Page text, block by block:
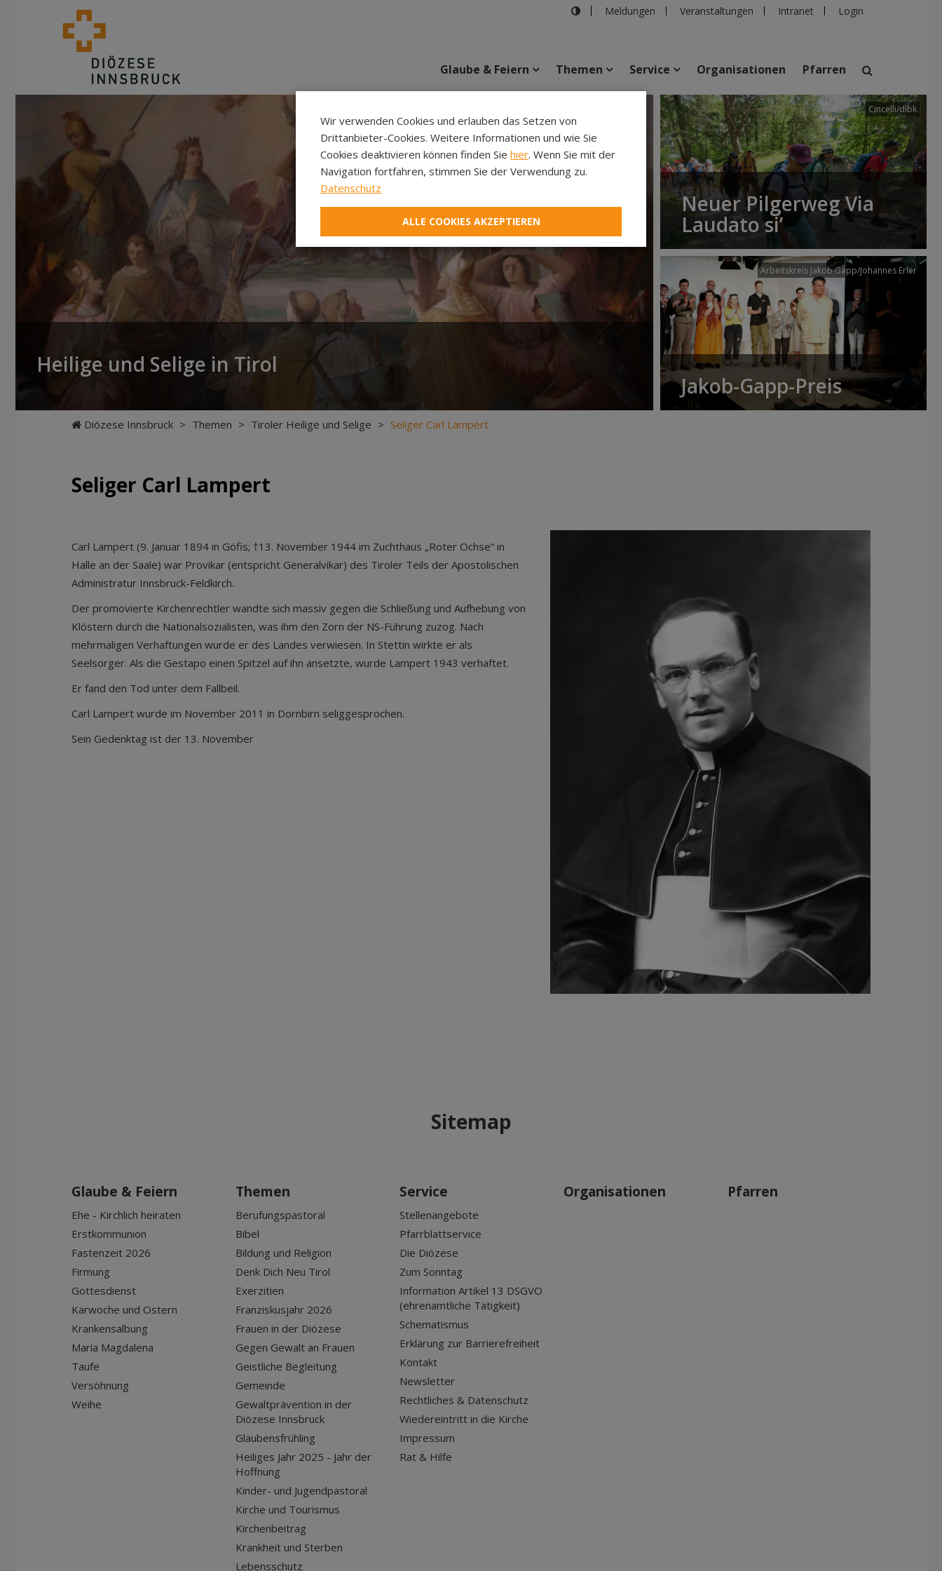
Meldungen Veranstaltungen Intranet Login
suchen
Veranstaltungen Personen Pfarren Einrichtungen
Glaube & Feiern Themen Service Organisationen Pfarren
Heilige und Selige in Tirol
Cincelli/dibk
Neuer Pilgerweg Via
Laudato si’
Arbeitskreis Jakob Gapp/Johannes Erler
Jakob-Gapp-Preis
Diözese Innsbruck > Themen > Tiroler Heilige und Selige > Seliger Carl Lampert
Seliger Carl Lampert
Carl Lampert (9. Januar 1894 in Göfis; †13. November 1944 im Zuchthaus „Roter Ochse“ in
Halle an der Saale) war Provikar (entspricht Generalvikar) des Tiroler Teils der Apostolischen
Administratur Innsbruck-Feldkirch.
Der promovierte Kirchenrechtler wandte sich massiv gegen die Schließung und Aufhebung von
Klöstern durch die Nationalsozialisten, was ihm den Zorn der NS-Führung zuzog. Nach
mehrmaligen Verhaftungen wurde er des Landes verwiesen. In Stettin wirkte er als
Seelsorger. Als die Gestapo einen Spitzel auf ihn ansetzte, wurde Lampert 1943 verhaftet.
Er fand den Tod unter dem Fallbeil.
Carl Lampert wurde im November 2011 in Dornbirn seliggesprochen.
Sein Gedenktag ist der 13. November
Sitemap
Glaube & Feiern
Ehe - Kirchlich heiraten
Erstkommunion
Fastenzeit 2026
Firmung
Gottesdienst
Karwoche und Ostern
Krankensalbung
Maria Magdalena
Taufe
Versöhnung
Weihe
Themen
Berufungspastoral
Bibel
Bildung und Religion
Denk Dich Neu Tirol
Exerzitien
Franziskusjahr 2026
Frauen in der Diözese
Gegen Gewalt an Frauen
Geistliche Begleitung
Gemeinde
Gewaltprävention in der
Diözese Innsbruck
Glaubensfrühling
Heiliges Jahr 2025 - Jahr der
Hoffnung
Kinder- und Jugendpastoral
Kirche und Tourismus
Kirchenbeitrag
Krankheit und Sterben
Lebensschutz
Service
Stellenangebote
Pfarrblattservice
Die Diözese
Zum Sonntag
Information Artikel 13 DSGVO
(ehrenamtliche Tätigkeit)
Schematismus
Erklärung zur Barrierefreiheit
Kontakt
Newsletter
Rechtliches & Datenschutz
Wiedereintritt in die Kirche
Impressum
Rat & Hilfe
Organisationen Pfarren
Wir verwenden Cookies und erlauben das Setzen von
Drittanbieter-Cookies. Weitere Informationen und wie Sie
Cookies deaktivieren können finden Sie hier. Wenn Sie mit der
Navigation fortfahren, stimmen Sie der Verwendung zu.
Datenschutz
ALLE COOKIES AKZEPTIEREN